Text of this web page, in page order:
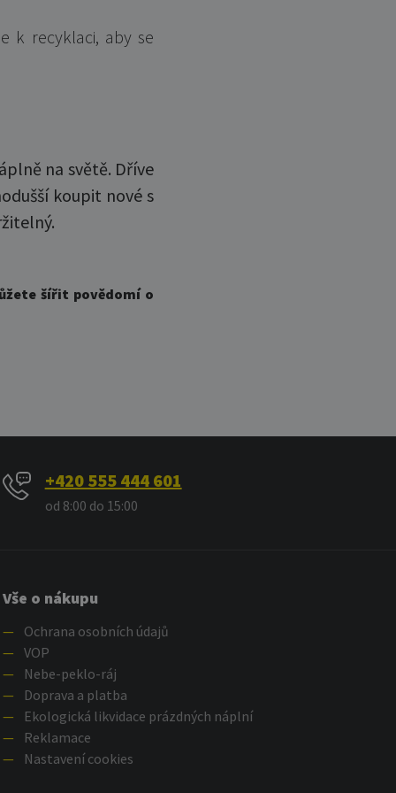
k recyklaci, aby se
na světě. Dříve
koupit nové s
šířit povědomí o
+420 555 444 601
od 8:00 do 15:00
Vše o nákupu
—
Ochrana osobních údajů
— VOP
—
Nebe-peklo-ráj
—
Doprava a platba
—
Ekologická likvidace prázdných náplní
—
Reklamace
—
Nastavení cookies